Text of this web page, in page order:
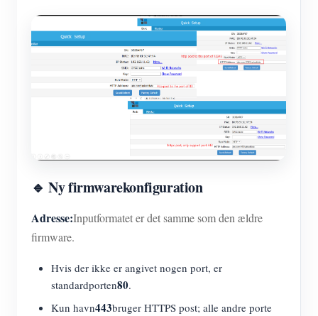
🔹 Ny firmwarekonfiguration
Adresse:Inputformatet er det samme som den ældre
firmware.
Hvis der ikke er angivet nogen port, er
standardporten80.
Kun havn443bruger HTTPS post; alle andre porte